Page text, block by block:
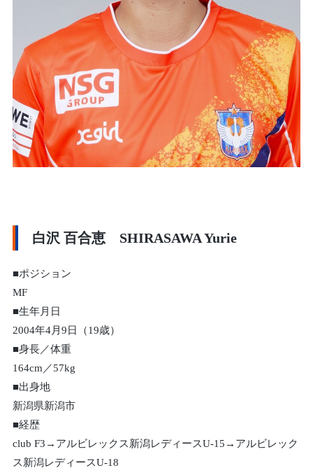
白沢 百合恵 SHIRASAWA Yurie
■ポジション
MF
■生年月日
2004年4月9日（19歳）
■身長／体重
164cm／57kg
■出身地
新潟県新潟市
■経歴
club F3→アルビレックス新潟レディースU-15→アルビレック
ス新潟レディースU-18